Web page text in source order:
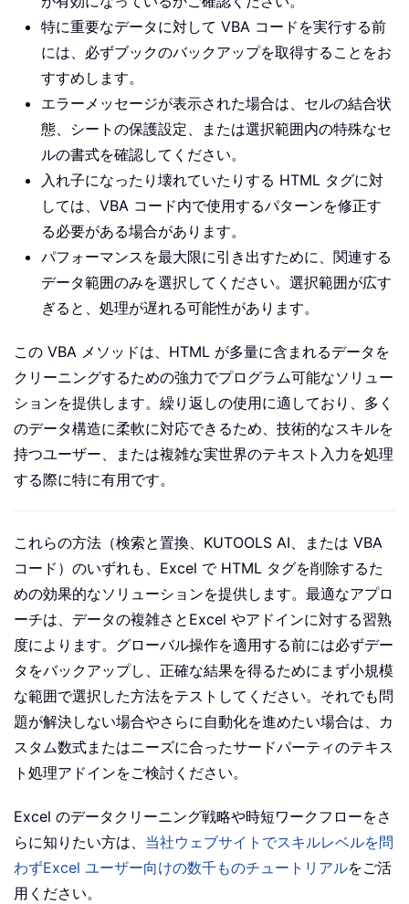
特に重要なデータに対して VBA コードを実行する前
には、必ずブックのバックアップを取得することをお
すすめします。
エラーメッセージが表示された場合は、セルの結合状
態、シートの保護設定、または選択範囲内の特殊なセ
ルの書式を確認してください。
入れ子になったり壊れていたりする HTML タグに対
しては、VBA コード内で使用するパターンを修正す
る必要がある場合があります。
パフォーマンスを最大限に引き出すために、関連する
データ範囲のみを選択してください。選択範囲が広す
ぎると、処理が遅れる可能性があります。
この VBA メソッドは、HTML が多量に含まれるデータを
クリーニングするための強力でプログラム可能なソリュー
ションを提供します。繰り返しの使用に適しており、多く
のデータ構造に柔軟に対応できるため、技術的なスキルを
持つユーザー、または複雑な実世界のテキスト入力を処理
する際に特に有用です。
これらの方法（検索と置換、KUTOOLS AI、または VBA
コード）のいずれも、Excel で HTML タグを削除するた
めの効果的なソリューションを提供します。最適なアプロ
ーチは、データの複雑さとExcel やアドインに対する習熟
度によります。グローバル操作を適用する前には必ずデー
タをバックアップし、正確な結果を得るためにまず小規模
な範囲で選択した方法をテストしてください。それでも問
題が解決しない場合やさらに自動化を進めたい場合は、カ
スタム数式またはニーズに合ったサードパーティのテキス
ト処理アドインをご検討ください。
Excel のデータクリーニング戦略や時短ワークフローをさ
らに知りたい方は、 当社ウェブサイトでスキルレベルを問
わずExcel ユーザー向けの数千ものチュートリアルをご活
用ください。